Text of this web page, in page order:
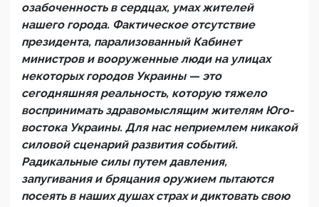
озабоченность в сердцах, умах жителей
нашего города. Фактическое отсутствие
президента, парализованный Кабинет
министров и вооруженные люди на улицах
некоторых городов Украины — это
сегодняшняя реальность, которую тяжело
воспринимать здравомыслящим жителям Юго-
востока Украины. Для нас неприемлем никакой
силовой сценарий развития событий.
Радикальные силы путем давления,
запугивания и бряцания оружием пытаются
посеять в наших душах страх и диктовать свою